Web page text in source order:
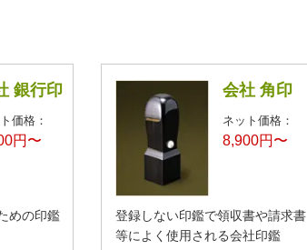
銀行印
価格：
円〜
めの印鑑
会社 角印
ネット価格：
8,900円〜
登録しない印鑑で領収書や請求書
等によく使用される会社印鑑